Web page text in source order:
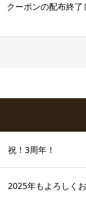
クーポンの配布終了
祝！3周年！
2025年もよろしく